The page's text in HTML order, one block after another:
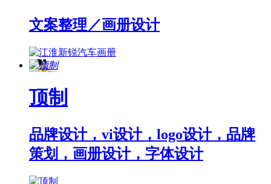
文案整理／画册设计
顶制
品牌设计，vi设计，logo设计，品牌
策划，画册设计，字体设计